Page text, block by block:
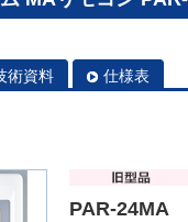
術資料 仕様表
PAR-24MA